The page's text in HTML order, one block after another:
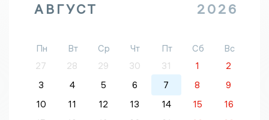
АВГУСТ 2026
Пн Вт Ср Чт Пт Сб
Вс
27
28 29 30 31 1
2
3
4 5 6 7 8
9
10
11 12 13 14 15
16